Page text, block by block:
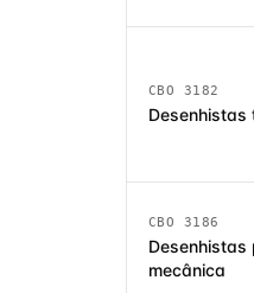
CBO 3182
Desenhistas
CBO 3186
mecânica